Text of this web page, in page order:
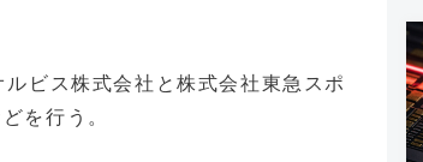
ビス株式会社と株式会社東急スポ
を行う。